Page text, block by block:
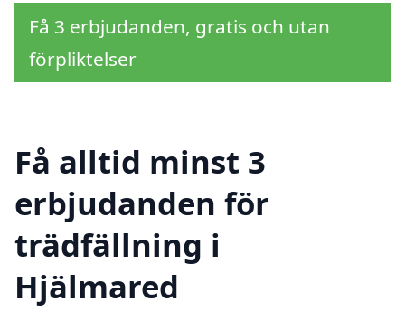
Få 3 erbjudanden, gratis och utan
förpliktelser
Få alltid minst 3
erbjudanden för
trädfällning i
Hjälmared